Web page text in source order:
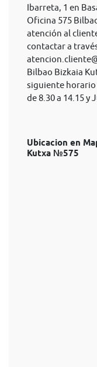
Ibarreta, 1 en
Oficina 575
atención al
contactar a
Bilbao Bizkaia
siguiente horario
de 8.30 a 14.15 y
Ubicacion en
Kutxa №575